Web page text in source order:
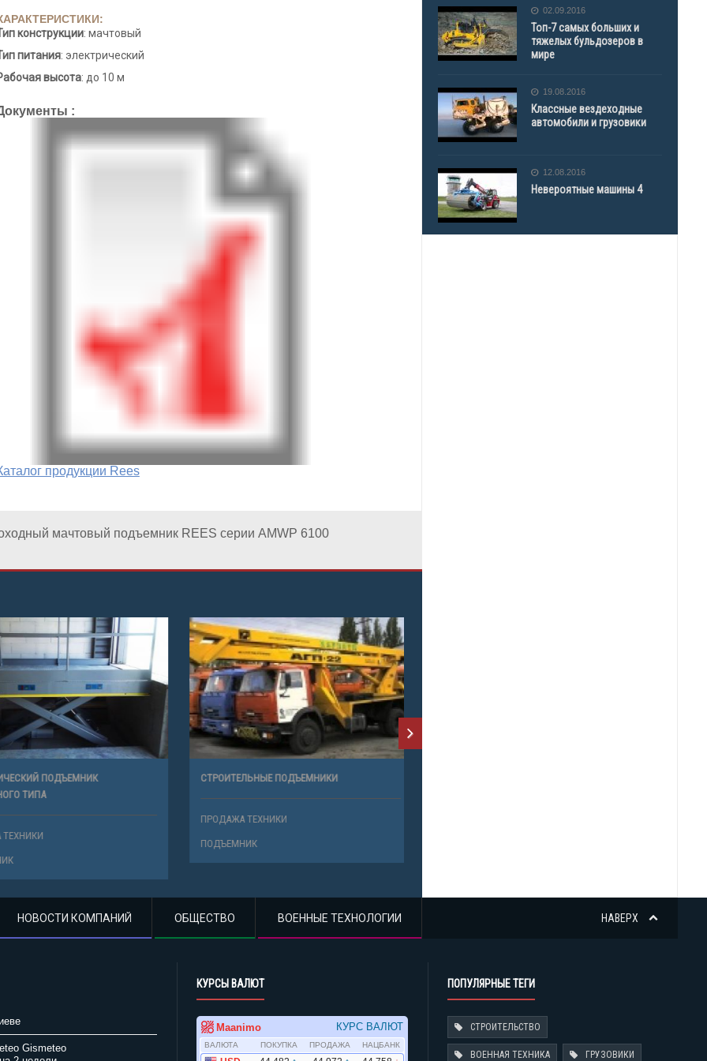
конструкции: мачтовый
питания: электрический
высота: до 10 м
:
продукции Rees
мачтовый подъемник REES серии AMWP 6100
ПОДЪЕМНИК
ТИПА
СТРОИТЕЛЬНЫЕ ПОДЪЕМНИКИ
ПРОДАЖА ТЕХНИКИ
ПОДЪЕМНИК
02.09.2016
Топ-7 самых больших и
тяжелых бульдозеров в
мире
19.08.2016
Классные вездеходные
автомобили и грузовики
12.08.2016
Невероятные машины 4
НАВЕРХ
НОВОСТИ КОМПАНИЙ ОБЩЕСТВО ВОЕННЫЕ ТЕХНОЛОГИИ
Gismeteo
КУРСЫ ВАЛЮТ ПОПУЛЯРНЫЕ ТЕГИ
СТРОИТЕЛЬСТВО
ВОЕННАЯ ТЕХНИКА ГРУЗОВИКИ